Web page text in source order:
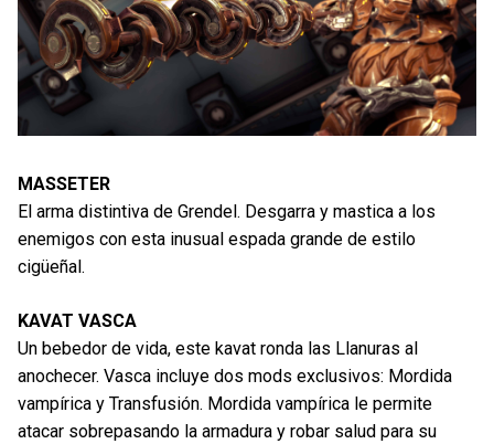
MASSETER
El arma distintiva de Grendel. Desgarra y mastica a los
enemigos con esta inusual espada grande de estilo
cigüeñal.
KAVAT VASCA
Un bebedor de vida, este kavat ronda las Llanuras al
anochecer. Vasca incluye dos mods exclusivos: Mordida
vampírica y Transfusión. Mordida vampírica le permite
atacar sobrepasando la armadura y robar salud para su